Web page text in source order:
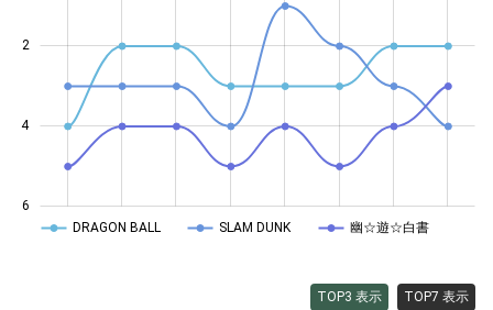
2
4
6
DRAGON BALL SLAM DUNK 幽☆遊☆白書
TOP3 表示 TOP7 表示